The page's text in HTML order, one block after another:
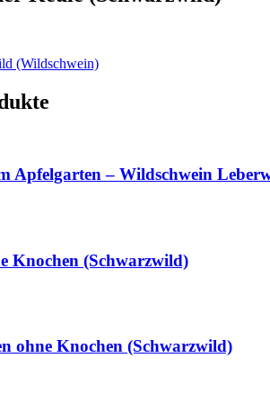
(Wildschwein)
Apfelgarten – Wildschwein
Knochen (Schwarzwild)
ohne Knochen (Schwarzwild)